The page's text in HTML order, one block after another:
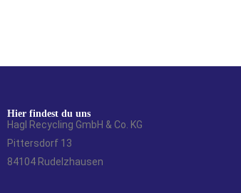
Hier findest du uns
Hagl Recycling GmbH & Co. KG
Pittersdorf 13
84104 Rudelzhausen